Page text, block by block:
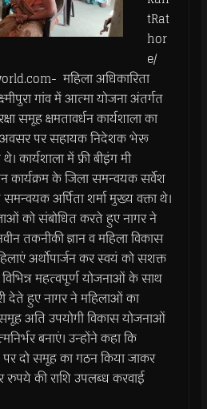
tRat
hor
e/
महिला अधिकारिता
गांव में आत्मा योजना अंतर्गत
समूह क्षमतावर्धन कार्यशाला का
पर सहायक निदेशक भेरू
कार्यशाला में फ्री बीइंग मी
कार्यक्रम के जिला समन्वयक सर्वेश
समन्वयक अर्पिता शर्मा मुख्य वक्ता थे।
को संबोधित करते हुए नागर ने
तकनीकी ज्ञान व महिला विकास
अर्थोपार्जन कर स्वयं को सशक्त
महत्वपूर्ण योजनाओं के साथ
देते हुए नागर ने महिलाओं का
अति उपयोगी विकास योजनाओं
बनाएं। उन्होंने कहा कि
पर दो समूह का गठन किया जाकर
की राशि उपलब्ध करवाई